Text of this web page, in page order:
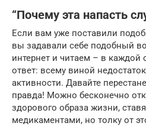
“Почему эта напасть
Если вам уже поставили
вы задавали себе подобный
интернет и читаем – в каждой
ответ: всему виной
активности. Давайте
правда! Можно бесконечно
здорового образа жизни,
медикаментами, но толку от